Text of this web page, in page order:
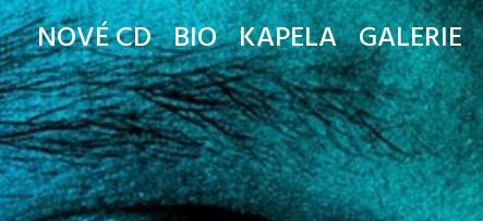
NOVÉ CD BIO KAPELA GALERIE